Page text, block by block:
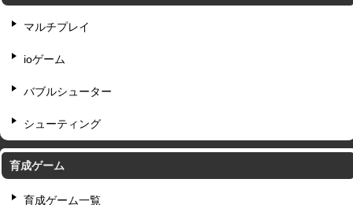
マルチプレイ
ioゲーム
バブルシューター
シューティング
育成ゲーム
育成ゲーム一覧